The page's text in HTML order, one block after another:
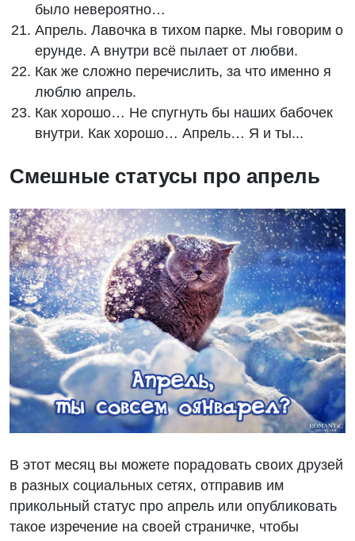
было невероятно…
Апрель. Лавочка в тихом парке. Мы говорим о
ерунде. А внутри всё пылает от любви.
Как же сложно перечислить, за что именно я
люблю апрель.
Как хорошо… Не спугнуть бы наших бабочек
внутри. Как хорошо… Апрель… Я и ты...
Смешные статусы про апрель
В этот месяц вы можете порадовать своих друзей
в разных социальных сетях, отправив им
прикольный статус про апрель или опубликовать
такое изречение на своей страничке, чтобы